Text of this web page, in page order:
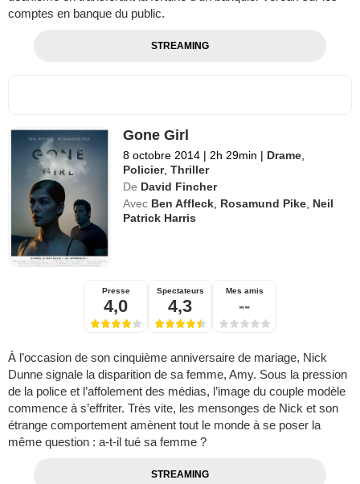
comptes en banque du public.
STREAMING
Gone Girl
8 octobre 2014 | 2h 29min | Drame
Policier,Thriller
De David Fincher
Avec Ben Affleck Rosamund Pike Neil
Patrick Harris
Presse
4,0
Spectateurs
4,3
Mes amis
--
À l’occasion de son cinquième anniversaire de mariage, Nick
Dunne signale la disparition de sa femme, Amy. Sous la pression
de la police et l’affolement des médias, l’image du couple modèle
commence à s’effriter. Très vite, les mensonges de Nick et son
étrange comportement amènent tout le monde à se poser la
même question : a-t-il tué sa femme ?
STREAMING